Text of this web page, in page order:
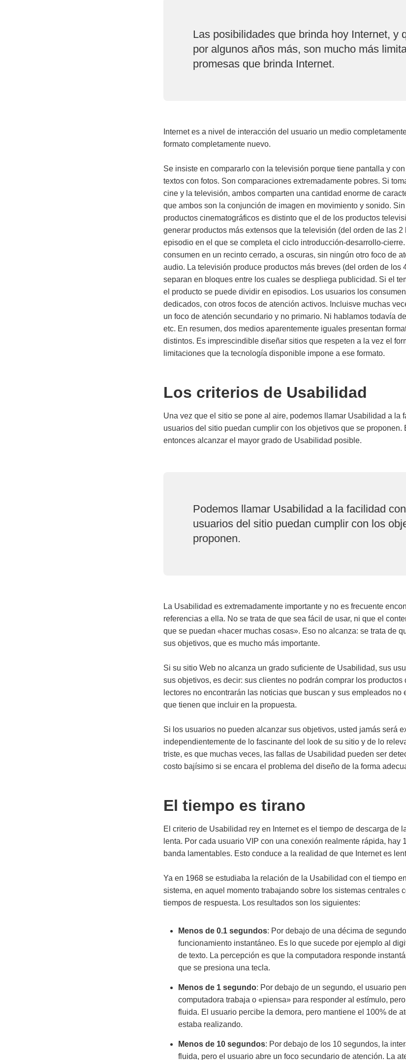
Las posibilidades que brinda hoy Internet, y
por algunos años más, son mucho más
promesas que brinda Internet.
Internet es a nivel de interacción del usuario un medio
formato completamente nuevo.
Se insiste en compararlo con la televisión porque tiene pantalla y
textos con fotos. Son comparaciones extremadamente pobres. Si
cine y la televisión, ambos comparten una cantidad enorme de
que ambos son la conjunción de imagen en movimiento y sonido.
productos cinematográficos es distinto que el de los productos
generar productos más extensos que la televisión (del orden de las 2
episodio en el que se completa el ciclo introducción-desarrollo-
consumen en un recinto cerrado, a oscuras, sin ningún otro foco de
audio. La televisión produce productos más breves (del orden de los
separan en bloques entre los cuales se despliega publicidad. Si el
el producto se puede dividir en episodios. Los usuarios los
dedicados, con otros focos de atención activos. Incluisve muchas
un foco de atención secundario y no primario. Ni hablamos todavía
etc. En resumen, dos medios aparentemente iguales presentan
distintos. Es imprescindible diseñar sitios que respeten a la vez el
limitaciones que la tecnología disponible impone a ese formato.
Los criterios de Usabilidad
Una vez que el sitio se pone al aire, podemos llamar Usabilidad a la
usuarios del sitio puedan cumplir con los objetivos que se proponen.
entonces alcanzar el mayor grado de Usabilidad posible.
Podemos llamar Usabilidad a la facilidad
usuarios del sitio puedan cumplir con los
proponen.
La Usabilidad es extremadamente importante y no es frecuente
referencias a ella. No se trata de que sea fácil de usar, ni que el
que se puedan «hacer muchas cosas». Eso no alcanza: se trata de
sus objetivos, que es mucho más importante.
Si su sitio Web no alcanza un grado suficiente de Usabilidad, sus
sus objetivos, es decir: sus clientes no podrán comprar los productos
lectores no encontrarán las noticias que buscan y sus empleados no
que tienen que incluir en la propuesta.
Si los usuarios no pueden alcanzar sus objetivos, usted jamás será
independientemente de lo fascinante del look de su sitio y de lo
triste, es que muchas veces, las fallas de Usabilidad pueden ser
costo bajísimo si se encara el problema del diseño de la forma
El tiempo es tirano
El criterio de Usabilidad rey en Internet es el tiempo de descarga de
lenta. Por cada usuario VIP con una conexión realmente rápida, hay
banda lamentables. Esto conduce a la realidad de que Internet es
Ya en 1968 se estudiaba la relación de la Usabilidad con el tiempo
sistema, en aquel momento trabajando sobre los sistemas centrales
tiempos de respuesta. Los resultados son los siguientes:
Menos de 0.1 segundos: Por debajo de una décima de
funcionamiento instantáneo. Es lo que sucede por ejemplo al
de texto. La percepción es que la computadora responde
que se presiona una tecla.
Menos de 1 segundo: Por debajo de un segundo, el usuario
computadora trabaja o «piensa» para responder al estímulo,
fluida. El usuario percibe la demora, pero mantiene el 100% de
estaba realizando.
Menos de 10 segundos: Por debajo de los 10 segundos, la
fluida, pero el usuario abre un foco secundario de atención. La